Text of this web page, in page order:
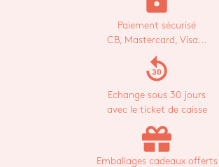
Paiement sécurisé
CB, Mastercard, Visa...
replay_30
Echange sous 30 jours
avec le ticket de caisse
Emballages cadeaux offerts